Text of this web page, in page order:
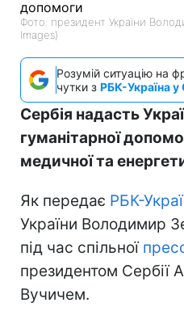
Фото: президент України
Images)
Розумій ситуацію на
чутки з РБК-Україна у
Сербія надасть
гуманітарної
медичної та
Як передає РБК-
України Володимир
під час спільної
президентом Сербії
Вучичем.